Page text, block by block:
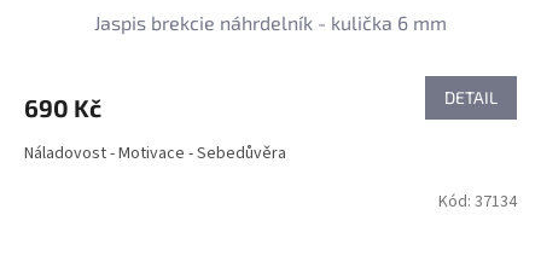
Jaspis brekcie náhrdelník - kulička 6 mm
690 Kč DETAIL
Náladovost - Motivace - Sebedůvěra
Kód: 37134